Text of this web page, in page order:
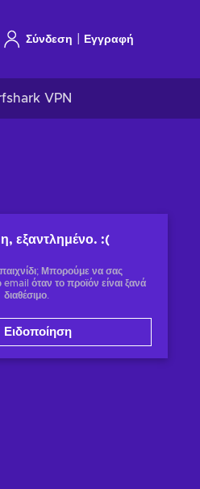
Σύνδεση Εγγραφή
VPN
εξαντλημένο. :(
Μπορούμε να σας
όταν το προϊόν είναι ξανά
διαθέσιμο.
Ειδοποίηση